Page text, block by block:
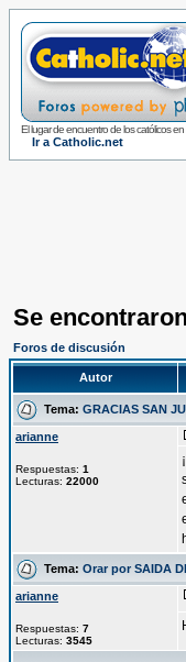
El lugar de encuentro de los católicos en
Ir a Catholic.net
Se
Foros de discusión
Autor
Tema: GRACIAS SAN
arianne
Respuestas: 1
Lecturas: 22000
Tema: Orar por SAIDA
arianne
Respuestas: 7
Lecturas: 3545